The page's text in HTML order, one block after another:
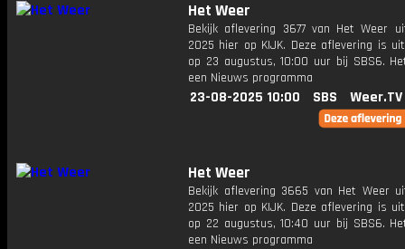
Het Weer
Bekijk aflevering 3677 van Het Weer
2025 hier op KIJK. Deze aflevering is
op 23 augustus, 10:00 uur bij SBS6.
een Nieuws programma
23-08-2025 10:00 SBS Weer.TV
Het Weer
Bekijk aflevering 3665 van Het Weer
2025 hier op KIJK. Deze aflevering is
op 22 augustus, 10:40 uur bij SBS6.
een Nieuws programma